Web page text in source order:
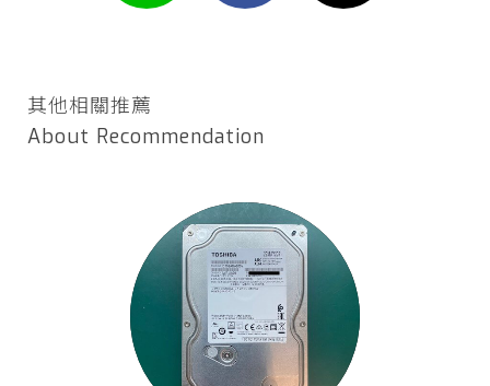
其他相關推薦
About Recommendation